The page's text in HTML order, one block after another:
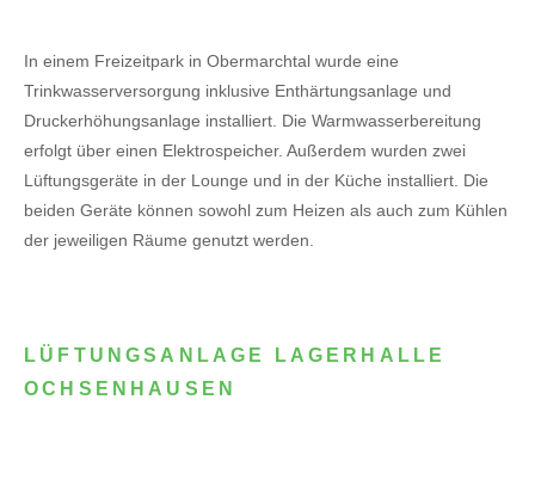
In einem Freizeitpark in Obermarchtal wurde eine
Trinkwasserversorgung inklusive Enthärtungsanlage und
Druckerhöhungsanlage installiert. Die Warmwasserbereitung
erfolgt über einen Elektrospeicher. Außerdem wurden zwei
Lüftungsgeräte in der Lounge und in der Küche installiert. Die
beiden Geräte können sowohl zum Heizen als auch zum Kühlen
der jeweiligen Räume genutzt werden.
LÜFTUNGSANLAGE LAGERHALLE
OCHSENHAUSEN